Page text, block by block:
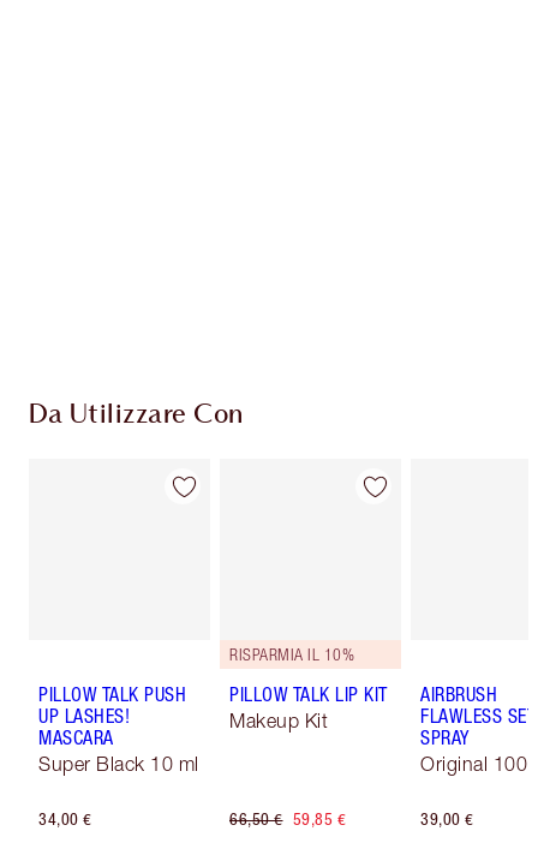
Da Utilizzare Con
PILLOW TALK PUSH
UP LASHES!
MASCARA
Super Black 10 ml
34,00 €
RISPARMIA IL 10%
PILLOW TALK LIP KIT
Makeup Kit
66,50 € 59,85 €
AIRBRUSH
FLAWLESS
SPRAY
Original 100
39,00 €